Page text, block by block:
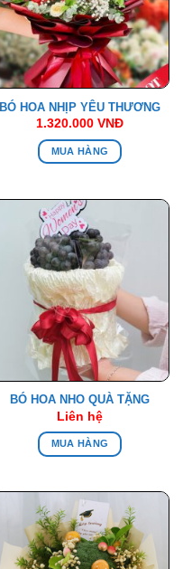
BÓ HOA NHỊP YÊU THƯƠNG
1.320.000 VNĐ
MUA HÀNG
BÓ HOA NHO QUÀ TẶNG
Liên hệ
MUA HÀNG